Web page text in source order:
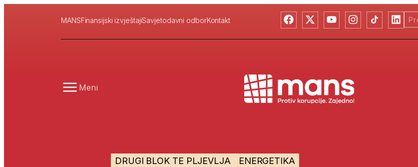
MANSFinansijski izvještajiSavjetodavni odborKontakt
Meni
DRUGI BLOK TE PLJEVLJA
ENERGETIKA